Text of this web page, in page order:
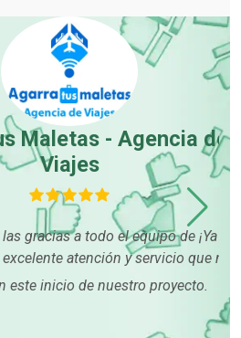
- Agencia de
Viajes
a todo el equipo de ¡Ya lo
atención y servicio que nos
inicio de nuestro proyecto.